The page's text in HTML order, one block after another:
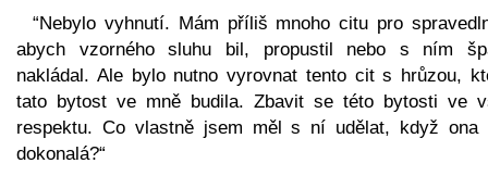
“Nebylo vyhnutí. Mám příliš mnoho citu pro
abych vzorného sluhu bil, propustil nebo s ním
nakládal. Ale bylo nutno vyrovnat tento cit s hrůzou,
tato bytost ve mně budila. Zbavit se této bytosti ve
respektu. Co vlastně jsem měl s ní udělat, když ona
dokonalá?“